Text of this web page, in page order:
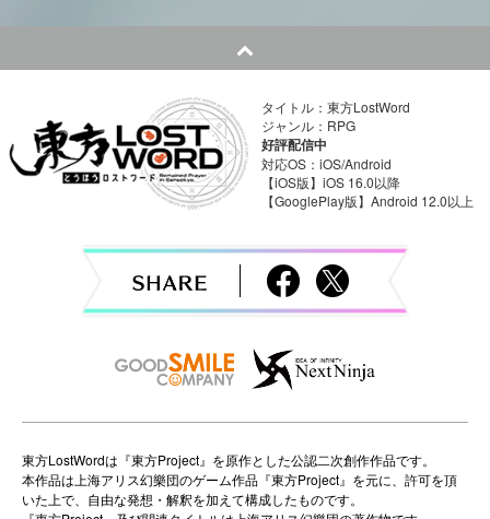
v
i
n
タイトル：東方LostWord
ジャンル：RPG
好評配信中
対応OS：iOS/Android
【iOS版】iOS 16.0以降
【GooglePlay版】Android 12.0以上
東方LostWordは『東方Project』を原作とした公認二次創作作品です。
本作品は上海アリス幻樂団のゲーム作品『東方Project』を元に、許可を頂
いた上で、自由な発想・解釈を加えて構成したものです。